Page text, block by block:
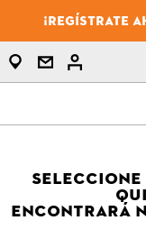
¡Regístrate
SELECCIONE
ENCONTRARÁ